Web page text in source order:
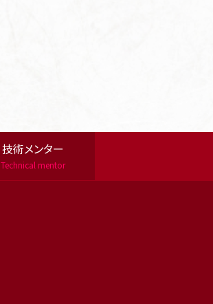
技術メンター
Technical mentor